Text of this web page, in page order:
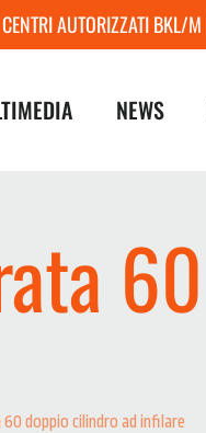
CENTRI AUTORIZZATI BKL/M
NEWS
60
doppio cilindro ad infilare